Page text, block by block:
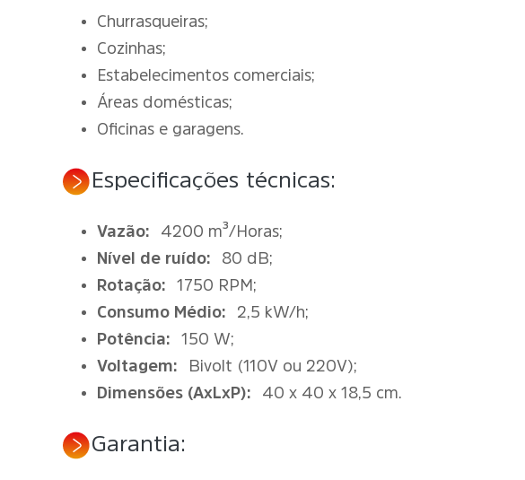
Churrasqueiras;
Cozinhas;
Estabelecimentos comerciais;
Áreas domésticas;
Oficinas e garagens.
Especificações técnicas:
Vazão:
4200 m³/Horas;
Nível de ruído:
80 dB;
Rotação:
1750 RPM;
Consumo Médio:
2,5 kW/h;
Potência:
150 W;
Voltagem:
Bivolt (110V ou 220V);
Dimensões (AxLxP):
40 x 40 x 18,5 cm.
Garantia: